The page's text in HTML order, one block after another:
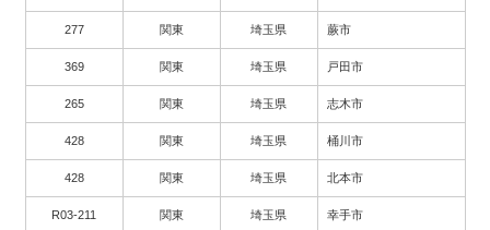
277 関東 埼玉県 蕨市
369 関東 埼玉県 戸田市
265 関東 埼玉県 志木市
428 関東 埼玉県 桶川市
428 関東 埼玉県 北本市
R03-211 関東 埼玉県 幸手市